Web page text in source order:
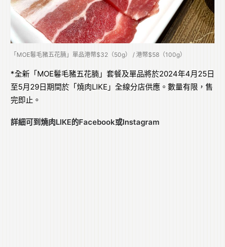
「MOE鬈毛豬五花腩」單品港幣$32（50g） / 港幣$58（100g）
*全新「MOE鬈毛豬五花腩」套餐及單品將於2024年4月25日
至5月29日期間於「燒肉LIKE」全線分店供應。數量有限，售
完即止。
詳細可到燒肉LIKE的Facebook或Instagram